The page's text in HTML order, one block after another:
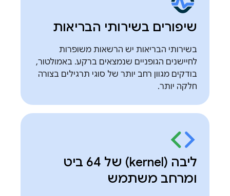
שיפורים בשירותי הבריאות
בשירותי הבריאות יש הרשאות משופרות
לחיישנים הגופניים שנמצאים ברקע. באמולטור,
בודקים מגוון רחב יותר של סוגי תרגילים בצורה
חלקה יותר.
ליבה (kernel) של 64 ביט
ומרחב משתמש